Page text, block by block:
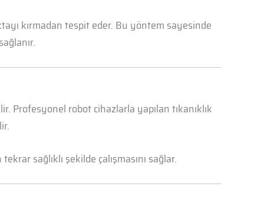
kırmadan tespit eder. Bu yöntem sayesinde
Profesyonel robot cihazlarla yapılan tıkanıklık
sağlıklı şekilde çalışmasını sağlar.